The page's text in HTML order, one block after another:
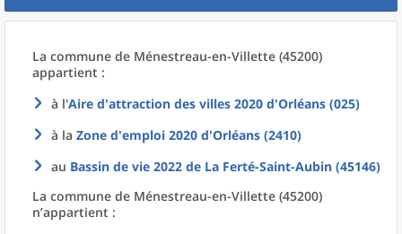
La commune de Ménestreau-en-Villette (45200)
appartient :
à l'Aire d'attraction des villes 2020 d'Orléans (025)
à la Zone d'emploi 2020 d'Orléans (2410)
au Bassin de vie 2022 de La Ferté-Saint-Aubin (45146)
La commune de Ménestreau-en-Villette (45200)
n’appartient :